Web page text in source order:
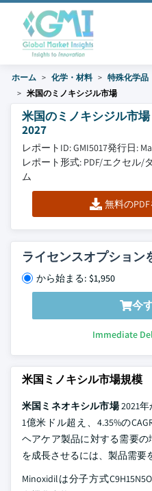
ホーム 化学・材料 特殊化学品
米国のミノキシジル市場
米国のミノキシジル市
2027
レポートID: GMI5017発行日:
レポート形式: PDF/エクセル/
ム
無料の
ライセンスオプション
から始まる: $1,950
今
Immediate
米国ミノキシル市場規模
米国ミネオキシル市場2021
1億米ドル超え、4.35%の
ヘアケア製品に対する需要
を成長させるには、製品需要
Minoxidilは分子方式